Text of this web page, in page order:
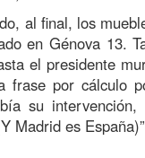
al final, los
en Génova 13.
el presidente
frase por cálculo
su
Madrid es